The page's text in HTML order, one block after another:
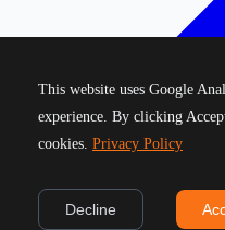
2026Greek Running
This website uses Google
experience. By clicking
cookies. Privacy Policy
Decline